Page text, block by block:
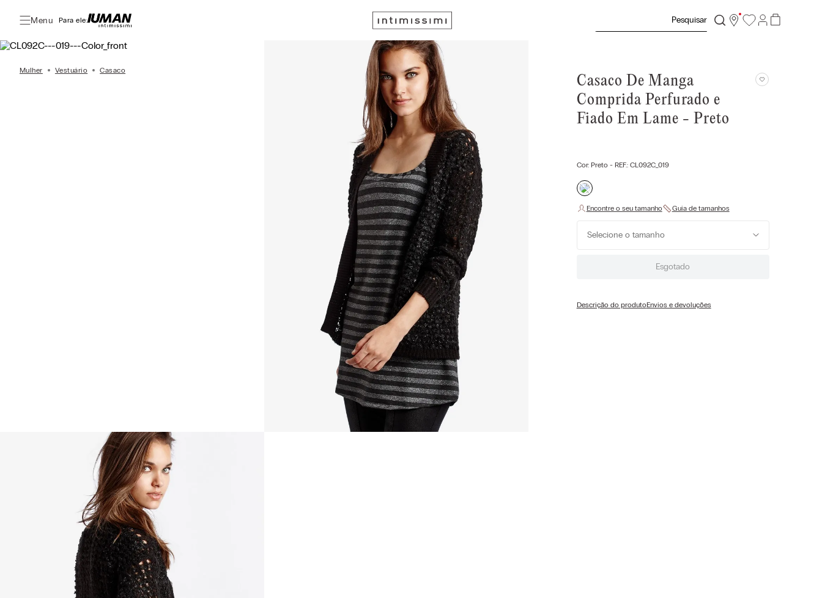
Menu Para ele:
Mulher Vestuário Casaco
Casaco De Manga
Comprida Perfurado e
Fiado Em Lame - Preto
Cor: Preto- REF.: CL092C_019
Selecione o tamanho
Esgotado
Descrição do produtoEnvios e devoluções